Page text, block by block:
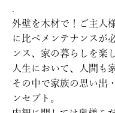
.
外壁を木材で！ご主人
に比べメンテナンスが
ンス、家の暮らしを楽
人生において、人間も
その中で家族の思い出
ンセプト。